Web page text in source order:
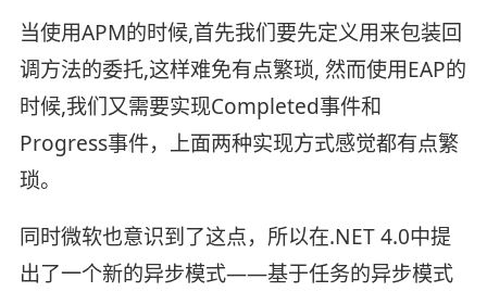
当使用APM的时候,首先我们要先定义用来包装回
调方法的委托,这样难免有点繁琐, 然而使用EAP的
时候,我们又需要实现Completed事件和
Progress事件，上面两种实现方式感觉都有点繁
琐。
同时微软也意识到了这点，所以在.NET 4.0中提
出了一个新的异步模式——基于任务的异步模式